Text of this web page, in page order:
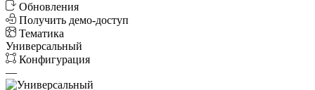
Обновления
Получить демо-доступ
Тематика
Универсальный
Конфигурация
—